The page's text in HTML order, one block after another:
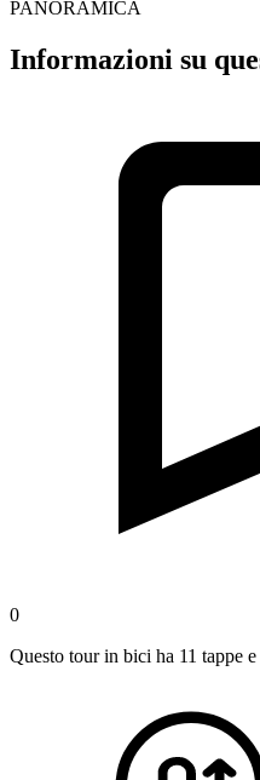
PANORAMICA
Informazioni su
0
Questo tour in bici ha 11 tappe